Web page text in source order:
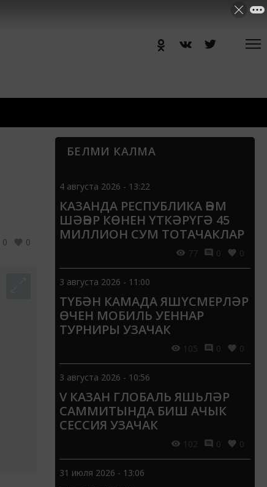
0 0
БЕЛМИ КАЛМА
4 августа 2026 - 13:22
КАЗАНДА РЕСПУБЛИКА ҺӘМ
ШӘҺӘР КӨНЕН ҮТКӘРҮГӘ 45
МИЛЛИОН СУМ ТОТАЧАКЛАР
77 0 0
3 августа 2026 - 11:00
ТҮБӘН КАМАДА ЯШҮСМЕРЛӘР
ӨЧЕН МОБИЛЬ УЕННАР
ТУРНИРЫ УЗАЧАК
105 0 0
3 августа 2026 - 10:56
V КАЗАН ГЛОБАЛЬ ЯШЬЛӘР
САММИТЫНДА БИШ АЧЫК
СЕССИЯ УЗАЧАК
102 0 0
31 июля 2026 - 13:06